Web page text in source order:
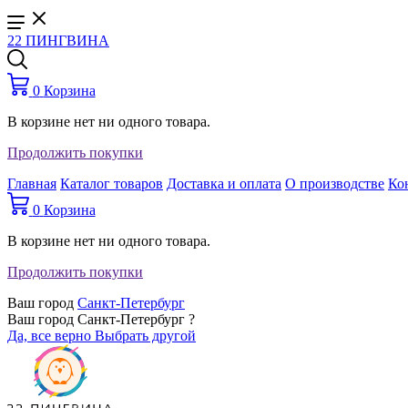
22 ПИНГВИНА
0 Корзина
В корзине нет ни одного товара.
Продолжить покупки
Главная Каталог товаров Доставка и оплата О производстве
0 Корзина
В корзине нет ни одного товара.
Продолжить покупки
Ваш город Санкт-Петербург
Ваш город Санкт-Петербург ?
Да, все верно Выбрать другой